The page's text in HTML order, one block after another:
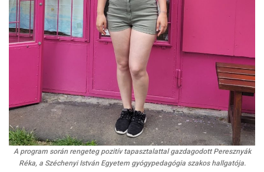
A program során rengeteg pozitív tapasztalattal gazdagodott Peresznyák
Réka, a Széchenyi István Egyetem gyógypedagógia szakos hallgatója.